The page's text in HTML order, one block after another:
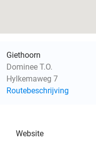
Giethoorn
Dominee T.O.
Hylkemaweg 7
Routebeschrijving
Website